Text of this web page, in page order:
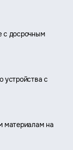
с досрочным
устройства с
материалам на